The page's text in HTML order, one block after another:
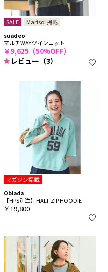
SALE
Marisol 掲載
suadeo
マルチWAYツインニット
￥9,625（50%OFF）
レビュー（3）
マガジン掲載
Oblada
【HPS別注】HALF ZIP HOODIE
￥19,800